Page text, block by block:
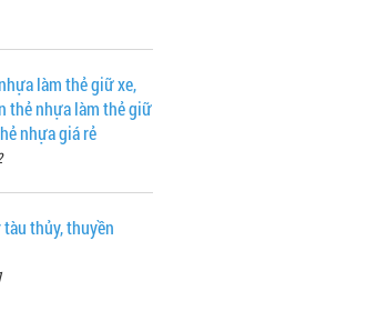
làm thẻ giữ xe,
thẻ nhựa làm thẻ giữ
nhựa giá rẻ
thủy, thuyền